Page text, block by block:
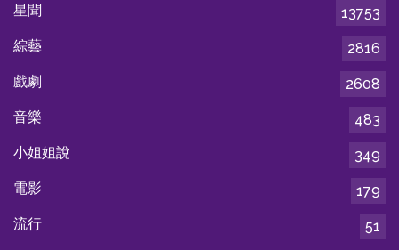
星聞
13753
綜藝
2816
戲劇
2608
音樂
483
小姐姐說
349
電影
179
流行
51